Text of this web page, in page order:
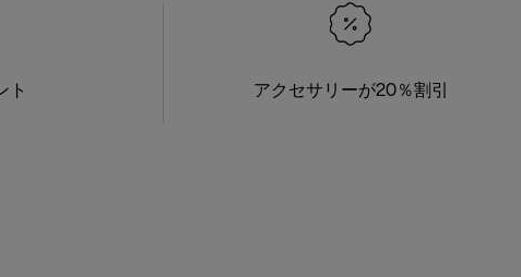
ト アクセサリーが20％割引